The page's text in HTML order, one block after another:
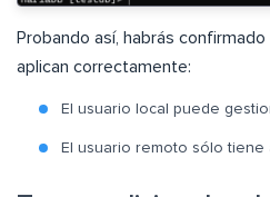
Probando así, habrás
aplican correctamente:
El usuario local puede
El usuario remoto sólo tiene